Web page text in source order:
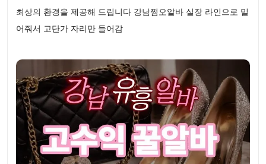
최상의 환경을 제공해 드립니다 강남쩜오알바 실장 라인으로 밀
어줘서 고단가 자리만 들어감